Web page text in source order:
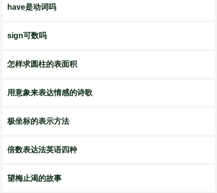
have是动词吗
sign可数吗
怎样求圆柱的表面积
用意象来表达情感的诗歌
极坐标的表示方法
倍数表达法英语四种
望梅止渴的故事